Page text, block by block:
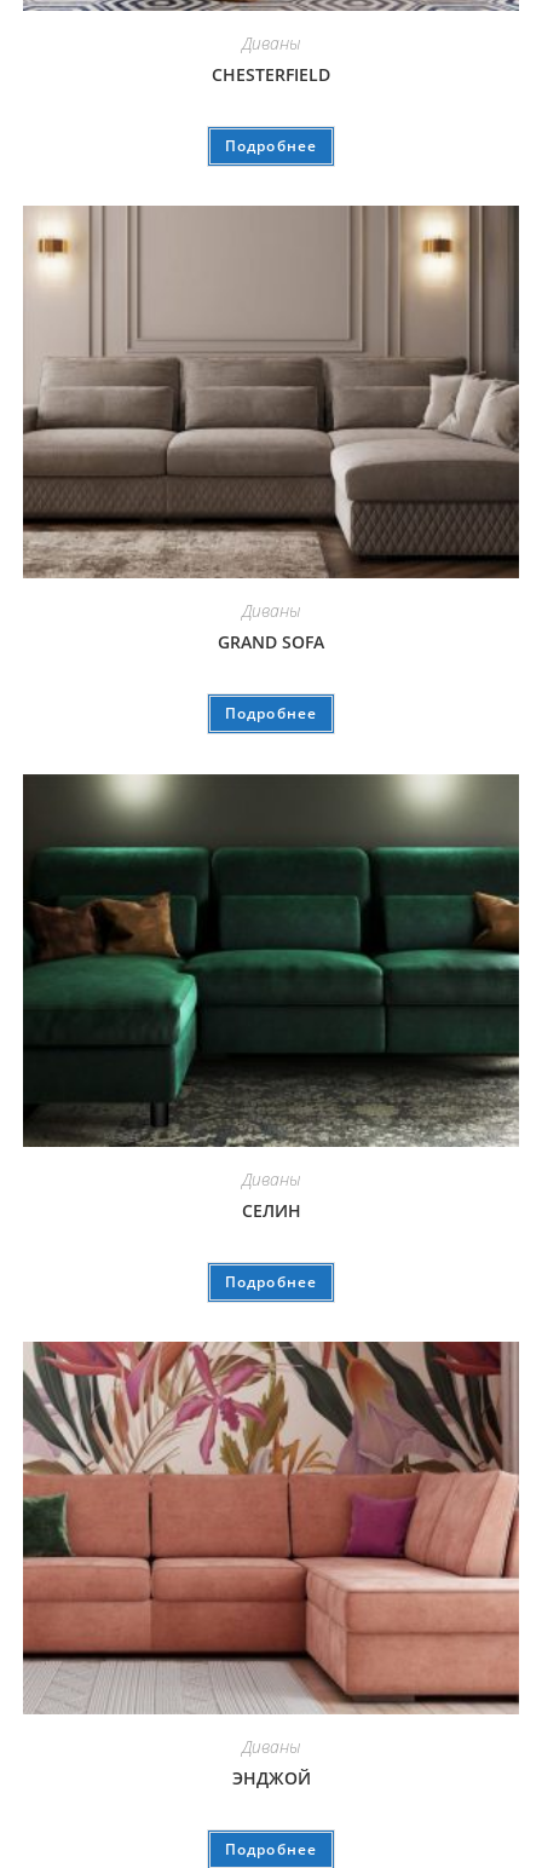
Диваны
CHESTERFIELD
Подробнее
Диваны
GRAND SOFA
Подробнее
Диваны
СЕЛИН
Подробнее
Диваны
ЭНДЖОЙ
Подробнее